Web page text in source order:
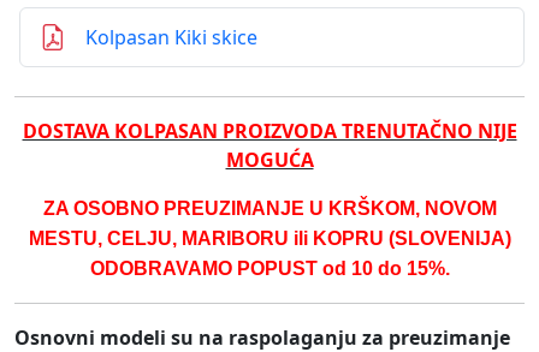
Kolpasan Kiki skice
DOSTAVA KOLPASAN PROIZVODA TRENUTAČNO NIJE
MOGUĆA
ZA OSOBNO PREUZIMANJE U KRŠKOM, NOVOM
MESTU, CELJU, MARIBORU ili KOPRU (SLOVENIJA)
ODOBRAVAMO POPUST od 10 do 15%.
Osnovni modeli su na raspolaganju za preuzimanje